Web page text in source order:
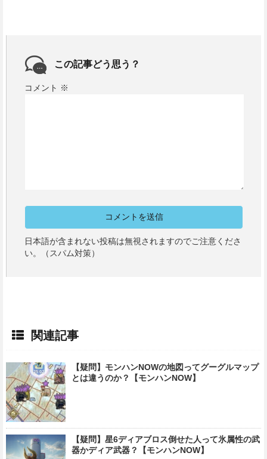
この記事どう思う？
コメント ※
日本語が含まれない投稿は無視されますのでご注意くださ
い。（スパム対策）
関連記事
【疑問】モンハンNOWの地図ってグーグルマップ
とは違うのか？【モンハンNOW】
【疑問】星6ディアブロス倒せた人って氷属性の武
器かディア武器？【モンハンNOW】